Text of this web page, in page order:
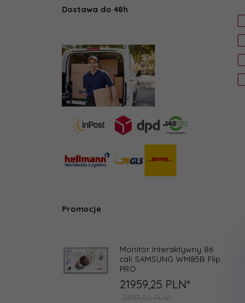
Dostawa do 48h
Promocje
Monitor interaktywny 86
cali SAMSUNG WM85B Flip
PRO
21959,25 PLN*
23115,00 PLN*